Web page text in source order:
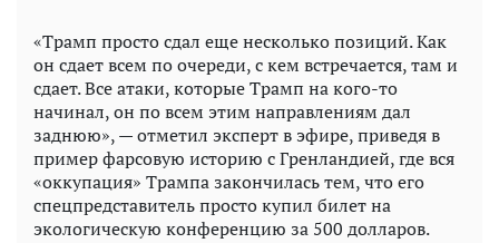
«Трамп просто сдал еще несколько позиций. Как
он сдает всем по очереди, с кем встречается, там и
сдает. Все атаки, которые Трамп на кого-то
начинал, он по всем этим направлениям дал
заднюю», — отметил эксперт в эфире, приведя в
пример фарсовую историю с Гренландией, где вся
«оккупация» Трампа закончилась тем, что его
спецпредставитель просто купил билет на
экологическую конференцию за 500 долларов.